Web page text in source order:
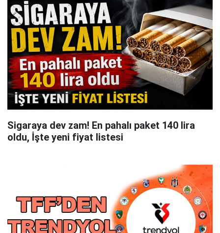
Sigaraya dev zam! En pahalı paket 140 lira
oldu, İşte yeni fiyat listesi